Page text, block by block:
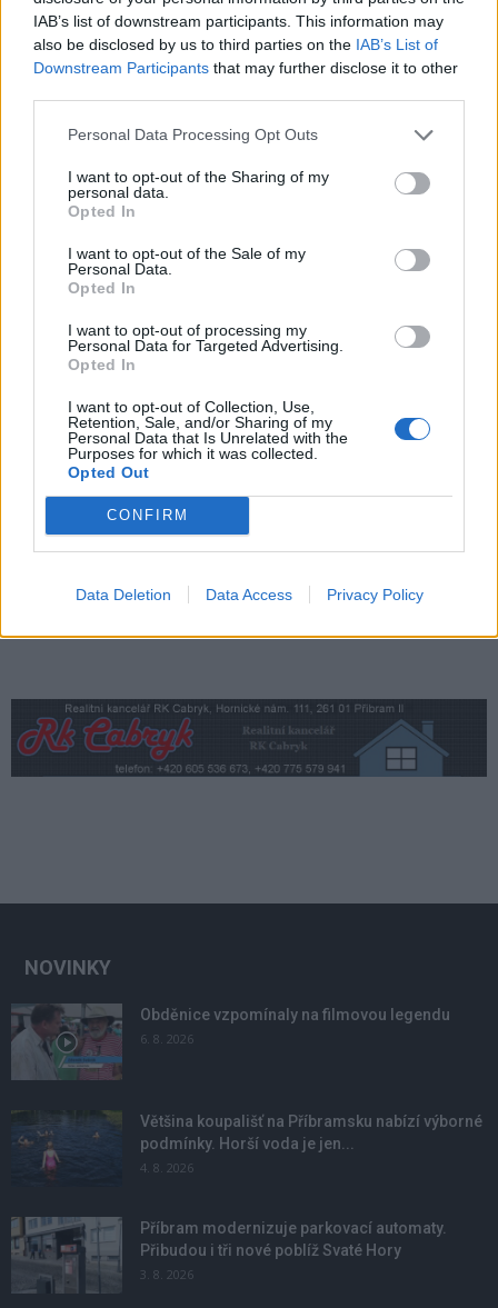
IAB’s list of downstream participants. This information may
also be disclosed by us to third parties on the IAB’s List of
Downstream Participants that may further disclose it to other
Personal Data Processing Opt Outs
I want to opt-out of the Sharing of my
personal data.
Opted In
I want to opt-out of the Sale of my
Personal Data.
Opted In
I want to opt-out of processing my
Personal Data for Targeted Advertising.
Opted In
I want to opt-out of Collection, Use,
Retention, Sale, and/or Sharing of my
Personal Data that Is Unrelated with the
Purposes for which it was collected.
Opted Out
CONFIRM
Data Deletion Data Access Privacy Policy
Radnice chystá obnovu „Malé
Kaňky“, možná připomene Italy
Chotilské muzeum zve na
výstavu motorek připomene
i závodníka Milana Špinku
SOUVISEJÍCÍ ČLÁNKY
VÍCE OD AUTORA
Rožmitálsko
i reprezentují město doma i v zahraničí
Rožmitálský zámek představí obrazy
Ivana Bukovského. Vernisáž doplní
Rožmitálsko
Rožmitál opravuje chodníky i silnice, nové
značení přibude u školy a v centru města
NOVINKY
Obděnice vzpomínaly na filmovou legendu
6. 8. 2026
Většina koupališť na Příbramsku nabízí výborné
podmínky. Horší voda je jen...
4. 8. 2026
Příbram modernizuje parkovací automaty.
Přibudou i tři nové poblíž Svaté Hory
3. 8. 2026